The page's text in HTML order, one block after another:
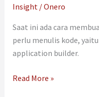
Insight /Onero
Saat ini ada cara
perlu menulis kode,
application builder.
Read More »